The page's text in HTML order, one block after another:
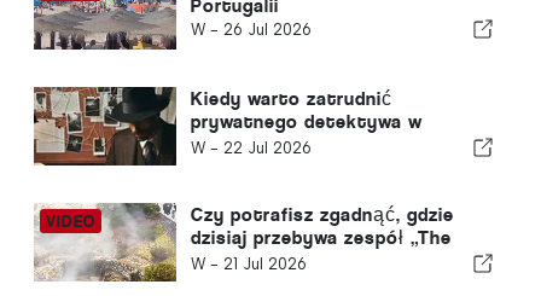
Portugalii
W - 26 Jul 2026
Kiedy warto zatrudnić
prywatnego detektywa w
Portugalii? Pięć sytuacji, w
znaczenie
W - 22 Jul 2026
Czy potrafisz zgadnąć, gdzie
dzisiaj przebywa zespół „The
Portugal News”?
W - 21 Jul 2026